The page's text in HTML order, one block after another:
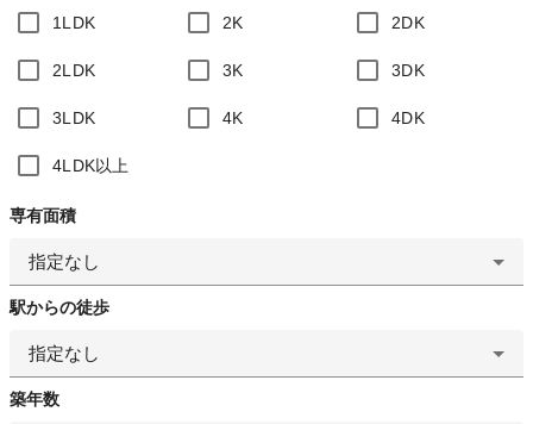
1LDK 2K 2DK
2LDK 3K 3DK
3LDK 4K 4DK
4LDK以上
専有面積
指定なし
駅からの徒歩
指定なし
築年数